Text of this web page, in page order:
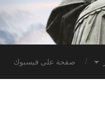
صفحة على فيسبوك